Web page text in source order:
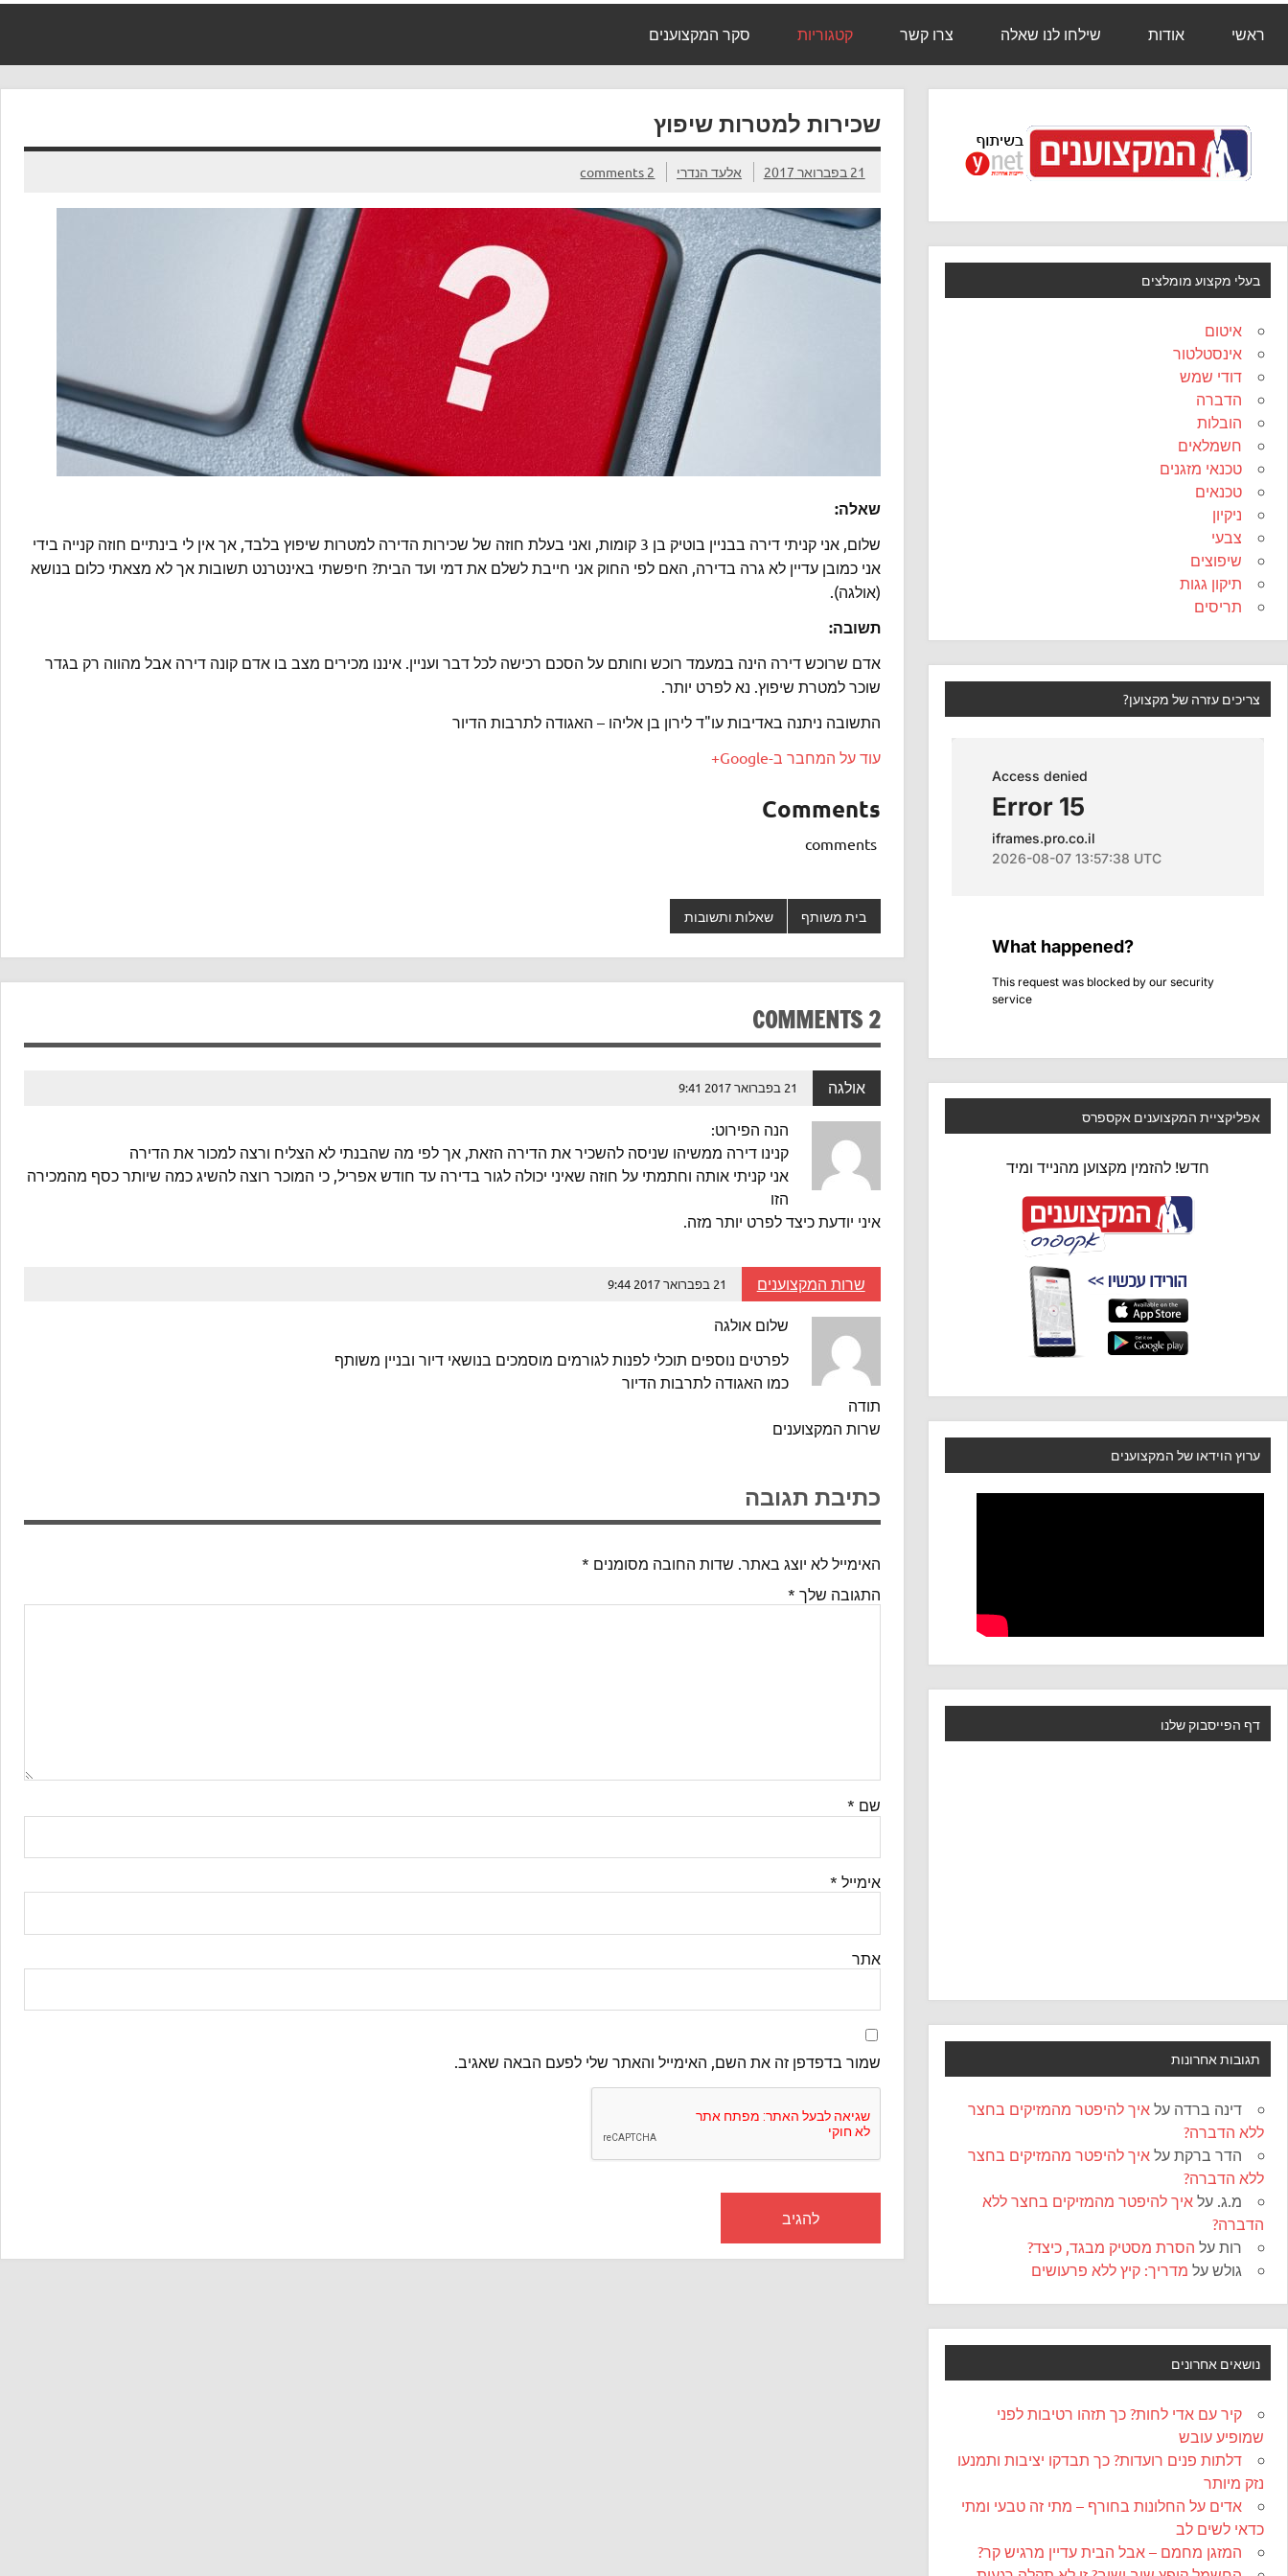
ראשי אודות שילחו לנו שאלה צרו קשר קטגוריות סקר המקצוענים
שכירות למטרות שיפוץ
21 בפברואר 2017 אלעד הנדרי 2 comments
שאלה:
שלום, אני קניתי דירה בבניין בוטיק בן 3 קומות, ואני בעלת חוזה של שכירות הדירה למטרות שיפוץ בלבד, אך אין לי בינתיים חוזה קנייה בידי
אני כמובן עדיין לא גרה בדירה, האם לפי החוק אני חייבת לשלם את דמי ועד הבית? חיפשתי באינטרנט תשובות אך לא מצאתי כלום בנושא
(אולגה).
תשובה:
אדם שרוכש דירה הינה במעמד רוכש וחותם על הסכם רכישה לכל דבר ועניין. איננו מכירים מצב בו אדם קונה דירה אבל מהווה רק בגדר
שוכר למטרת שיפוץ. נא לפרט יותר.
התשובה ניתנה באדיבות עו"ד לירון בן אליהו – האגודה לתרבות הדיור
עוד על המחבר ב-Google+
Comments
comments
בית משותף שאלות ותשובות
2 COMMENTS
אולגה 21 בפברואר 2017 9:41
הנה הפירוט:
קנינו דירה ממשיהו שניסה להשכיר את הדירה הזאת, אך לפי מה שהבנתי לא הצליח ורצה למכור את הדירה
אני קניתי אותה וחתמתי על חוזה שאיני יכולה לגור בדירה עד חודש אפריל, כי המוכר רוצה להשיג כמה שיותר כסף מהמכירה
הזו
איני יודעת כיצד לפרט יותר מזה.
שרות המקצוענים 21 בפברואר 2017 9:44
שלום אולגה
לפרטים נוספים תוכלי לפנות לגורמים מוסמכים בנושאי דיור ובניין משותף
כמו האגודה לתרבות הדיור
תודה
שרות המקצוענים
כתיבת תגובה
האימייל לא יוצג באתר. שדות החובה מסומנים *
התגובה שלך *
שם *
אימייל *
אתר
שמור בדפדפן זה את השם, האימייל והאתר שלי לפעם הבאה שאגיב.
בעלי מקצוע מומלצים
איטום
אינסטלטור
דודי שמש
הדברה
הובלות
חשמלאים
טכנאי מזגנים
טכנאים
ניקיון
צבעי
שיפוצים
תיקון גגות
תריסים
צריכים עזרה של מקצוען?
אפליקציית המקצוענים אקספרס
חדש! להזמין מקצוען מהנייד ומיד
ערוץ הוידאו של המקצוענים
דף הפייסבוק שלנו
תגובות אחרונות
דינה ברדה על איך להיפטר מהמזיקים בחצר
ללא הדברה?
הדר ברקת על איך להיפטר מהמזיקים בחצר
ללא הדברה?
מ.ג. על איך להיפטר מהמזיקים בחצר ללא
הדברה?
רות על הסרת מסטיק מבגד, כיצד?
גולש על מדריך: קיץ ללא פרעושים
נושאים אחרונים
קיר עם אדי לחות? כך תזהו רטיבות לפני
שמופיע עובש
דלתות פנים רועדות? כך תבדקו יציבות ותמנעו
נזק מיותר
אדים על החלונות בחורף – מתי זה טבעי ומתי
כדאי לשים לב
המזגן מחמם – אבל הבית עדיין מרגיש קר?